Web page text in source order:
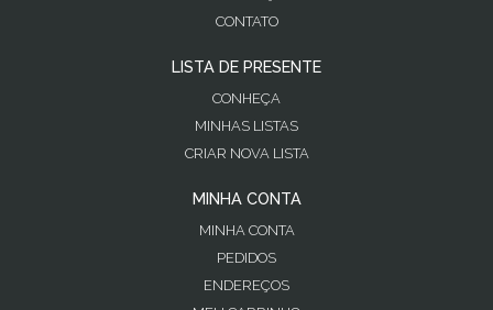
CONTATO
LISTA DE PRESENTE
CONHEÇA
MINHAS LISTAS
CRIAR NOVA LISTA
MINHA CONTA
MINHA CONTA
PEDIDOS
ENDEREÇOS